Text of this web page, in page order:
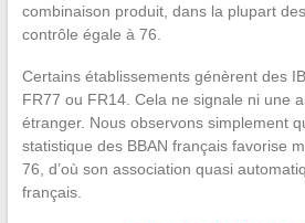
combinaison produit, dans la plupart
contrôle égale à 76.
Certains établissements génèrent des
FR77 ou FR14. Cela ne signale ni une
étranger. Nous observons simplement
statistique des BBAN français favorise
76, d’où son association quasi
français.